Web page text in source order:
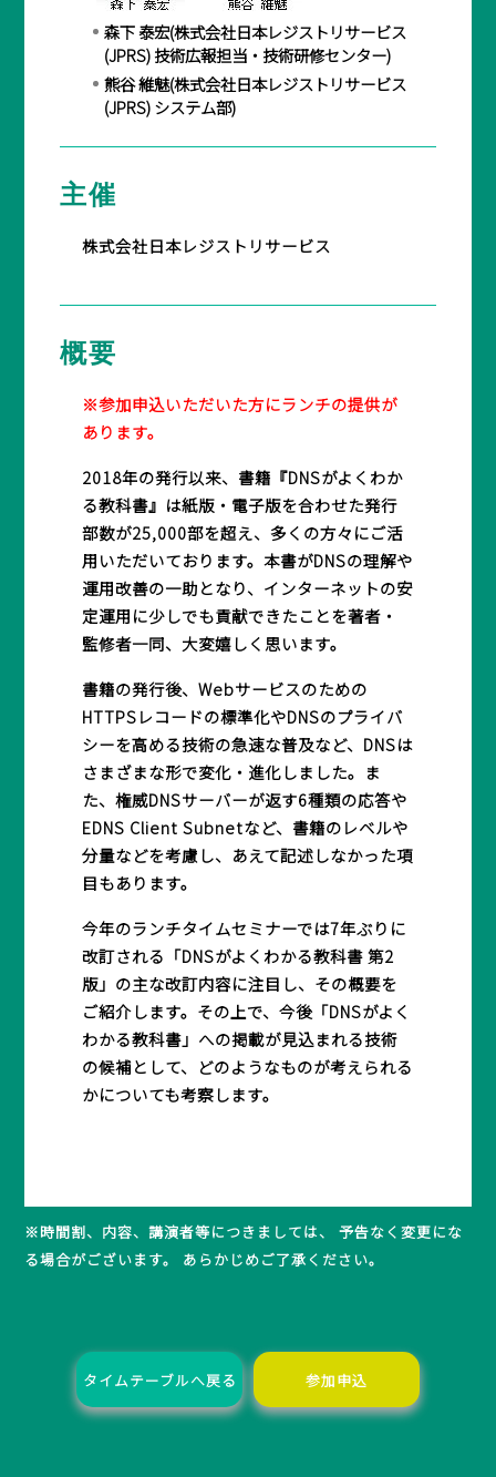
マイページ森下 泰宏(株式会社日本レジストリサービス
(JPRS) 技術広報担当・技術研修センター)
熊谷 維魅(株式会社日本レジストリサービス
(JPRS) システム部)
主催
株式会社日本レジストリサービス
概要
※参加申込いただいた方にランチの提供が
あります。
2018年の発行以来、書籍『DNSがよくわか
る教科書』は紙版・電子版を合わせた発行
部数が25,000部を超え、多くの方々にご活
用いただいております。本書がDNSの理解や
運用改善の一助となり、インターネットの安
定運用に少しでも貢献できたことを著者・
監修者一同、大変嬉しく思います。
書籍の発行後、Webサービスのための
HTTPSレコードの標準化やDNSのプライバ
シーを高める技術の急速な普及など、DNSは
さまざまな形で変化・進化しました。ま
た、権威DNSサーバーが返す6種類の応答や
EDNS Client Subnetなど、書籍のレベルや
分量などを考慮し、あえて記述しなかった項
目もあります。
今年のランチタイムセミナーでは7年ぶりに
改訂される「DNSがよくわかる教科書 第2
版」の主な改訂内容に注目し、その概要を
ご紹介します。その上で、今後「DNSがよく
わかる教科書」への掲載が見込まれる技術
の候補として、どのようなものが考えられる
かについても考察します。
※時間割、内容、講演者等につきましては、 予告なく変更にな
る場合がございます。 あらかじめご了承ください。
タイムテーブルへ戻る 参加申込